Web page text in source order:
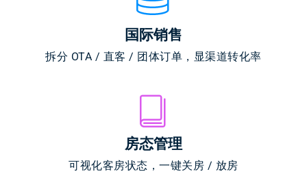
国际销售
拆分 OTA / 直客 / 团体订单，显渠道转化率
房态管理
可视化客房状态，一键关房 / 放房